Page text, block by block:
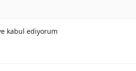
kabul ediyorum